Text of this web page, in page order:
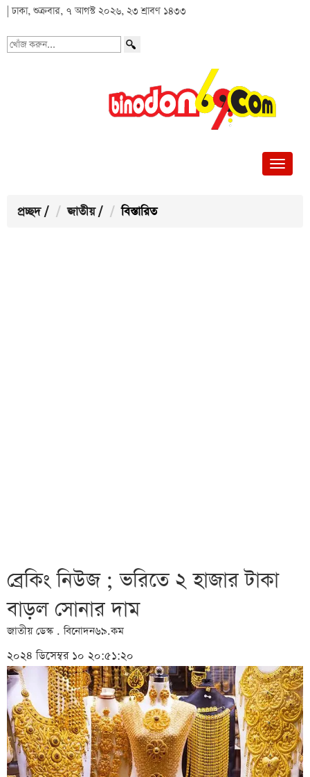
| ঢাকা, শুক্রবার, ৭ আগস্ট ২০২৬, ২৩ শ্রাবণ ১৪৩৩
খোঁজ
প্রচ্ছদ / জাতীয় / বিস্তারিত
ব্রেকিং নিউজ ; ভরিতে ২ হাজার টাকা
বাড়ল সোনার দাম
জাতীয় ডেস্ক . বিনোদন৬৯.কম
২০২৪ ডিসেম্বর ১০ ২০:৫১:২০